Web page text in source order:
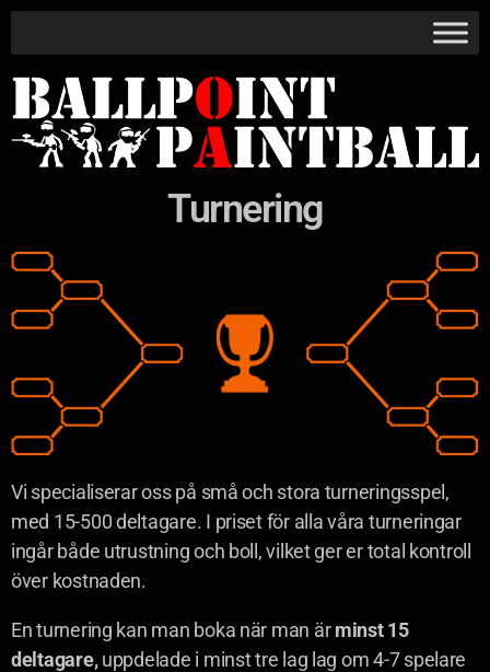
Turnering
Vi specialiserar oss på små och stora turneringsspel,
med 15-500 deltagare. I priset för alla våra turneringar
ingår både utrustning och boll, vilket ger er total kontroll
över kostnaden.
En turnering kan man boka när man ärminst 15
deltagare,uppdelade i minst tre lag lag om 4-7 spelare